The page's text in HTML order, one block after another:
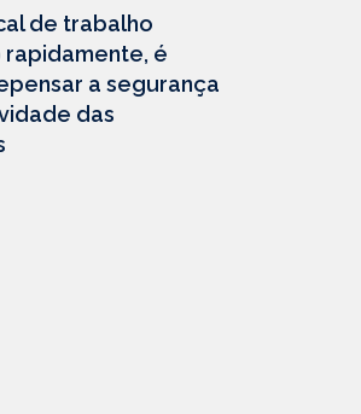
de trabalho
rapidamente, é
a segurança
das